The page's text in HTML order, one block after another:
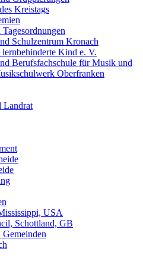
Kreistags
Schulzentrum Kronach
Kind e. V.
Berufsfachschule für Musik und
Oberfranken
Landrat
USA
Schottland, GB
Gemeinden